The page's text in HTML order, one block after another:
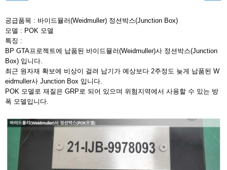
공급품목 : 바이드뮬러(Weidmuller) 정션박스(Junction Box)
모델 : POK 모델
특징 :
BP GTA프로젝트에 납품된 바이드뮬러(Weidmuller)사 정션박스(Junction
Box) 입니다.
최근 원자재 확보에 비상이 걸려 납기가 예상보다 2주정도 늦게 납품된 W
eidmuller사 Junction Box 입니다.
POK 모델로 재질은 GRP로 되어 있으며 위험지역에서 사용할 수 있는 방
폭 모델입니다.